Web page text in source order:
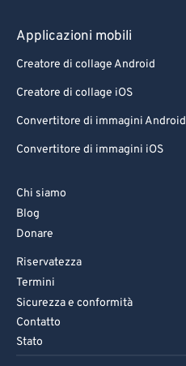
Applicazioni mobili
Creatore di collage Android
Creatore di collage iOS
Convertitore di immagini Android
Convertitore di immagini iOS
Chi siamo
Blog
Donare
Riservatezza
Termini
Sicurezza e conformità
Contatto
Stato